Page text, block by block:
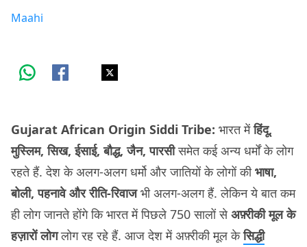
Maahi
Gujarat African Origin Siddi Tribe: भारत मेंहिंदू,
मुस्लिम, सिख, ईसाई, बौद्ध, जैन, पारसीसमेत कई अन्य धर्मों के लोग
रहते हैं. देश के अलग-अलग धर्मो और जातियों के लोगों कीभाषा,
बोली, पहनावे और रीति-रिवाजभी अलग-अलग हैं. लेकिन ये बात कम
ही लोग जानते होंगे कि भारत में पिछले 750 सालों सेअफ़्रीकी मूल के
हज़ारों लोगलोग रह रहे हैं. आज देश में अफ़्रीकी मूल केसिद्धी